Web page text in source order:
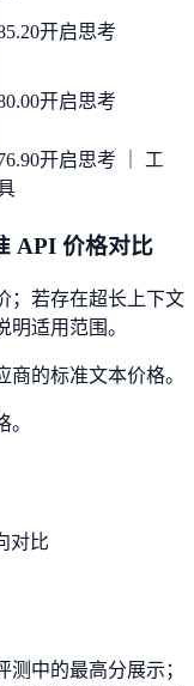
开启思考
开启思考
开启思考 ｜ 工
API 价格对比
；若存在超长上下文
适用范围。
商的标准文本价格。
对比
中的最高分展示；